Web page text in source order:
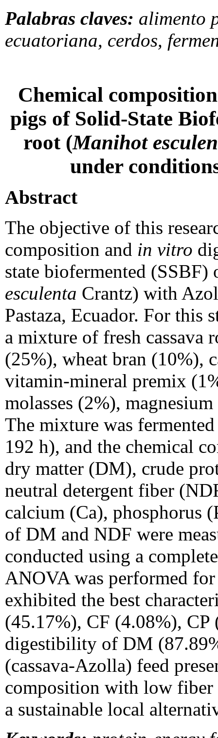
Palabras claves: alimento
ecuatoriana, cerdos,
Chemical
pigs of Solid-State
root (Manihot
under
Abstract
The objective of this
composition and in vitro
state biofermented (SSBF)
esculenta Crantz) with
Pastaza, Ecuador. For this
a mixture of fresh cassava
(25%), wheat bran (10%),
vitamin-mineral premix
molasses (2%),
The mixture was
192 h), and the chemical
dry matter (DM), crude
neutral detergent fiber
calcium (Ca), phosphorus
of DM and NDF were
conducted using a
ANOVA was performed
exhibited the best
(45.17%), CF (4.08%),
digestibility of DM
(cassava-Azolla) feed
composition with low
a sustainable local